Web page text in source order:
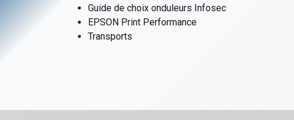
Guide de choix onduleurs Infosec
EPSON Print Performance
Transports